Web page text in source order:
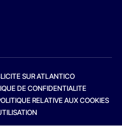
SUR ATLANTICO
DE CONFIDENTIALITE
RELATIVE AUX COOKIES